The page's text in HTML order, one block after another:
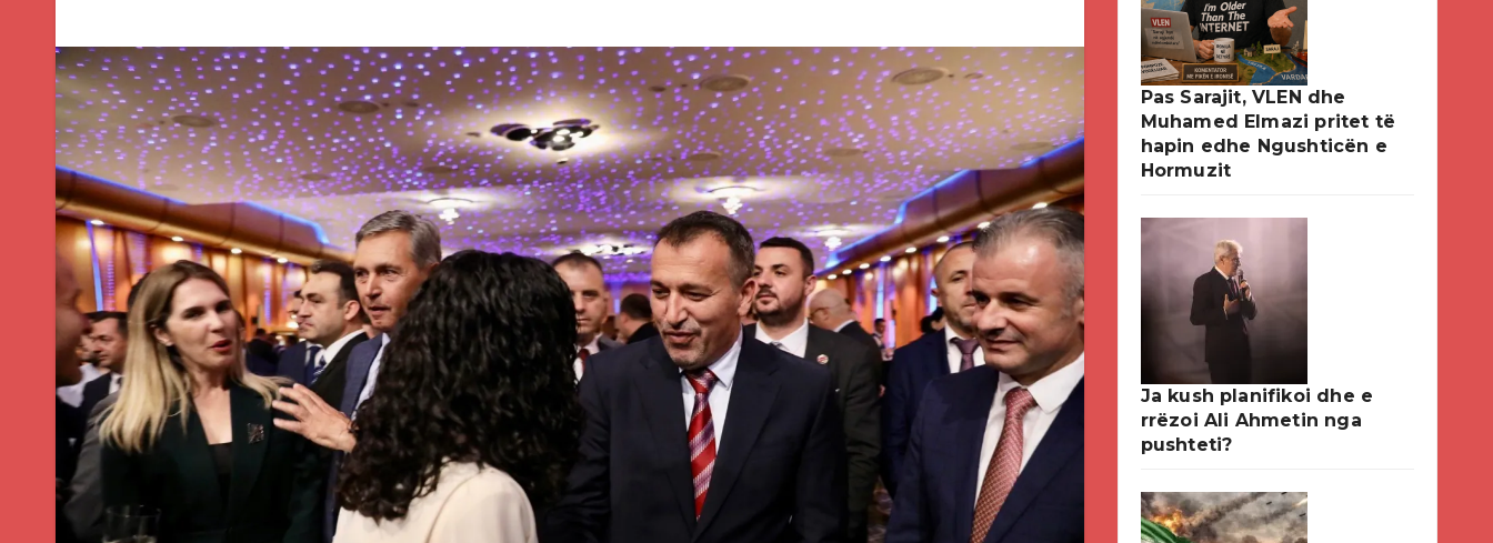
Pas Sarajit, VLEN dhe
Muhamed Elmazi pritet të
hapin edhe Ngushticën e
Hormuzit
Ja kush planifikoi dhe e
rrëzoi Ali Ahmetin nga
pushteti?